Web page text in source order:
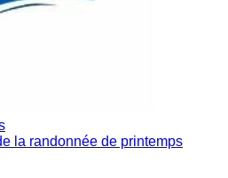
la randonnée de printemps